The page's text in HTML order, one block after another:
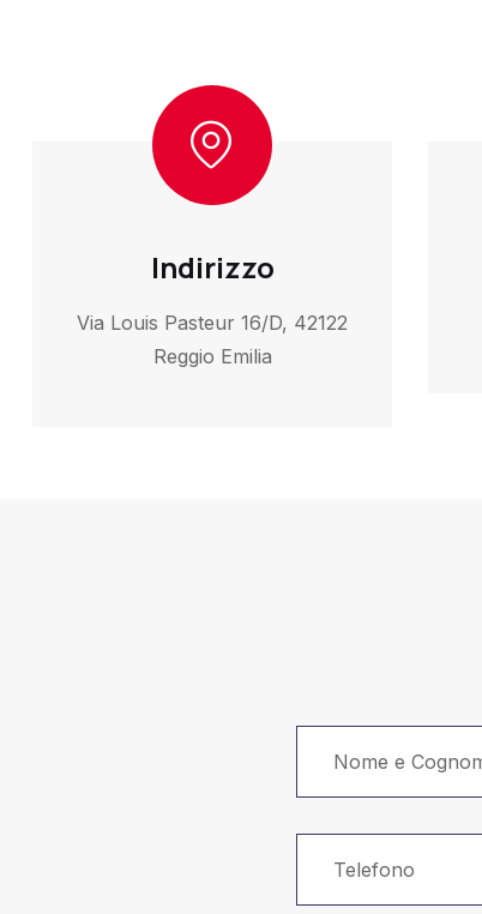
Indirizzo
Via Louis Pasteur 16/D, 42122
Reggio Emilia